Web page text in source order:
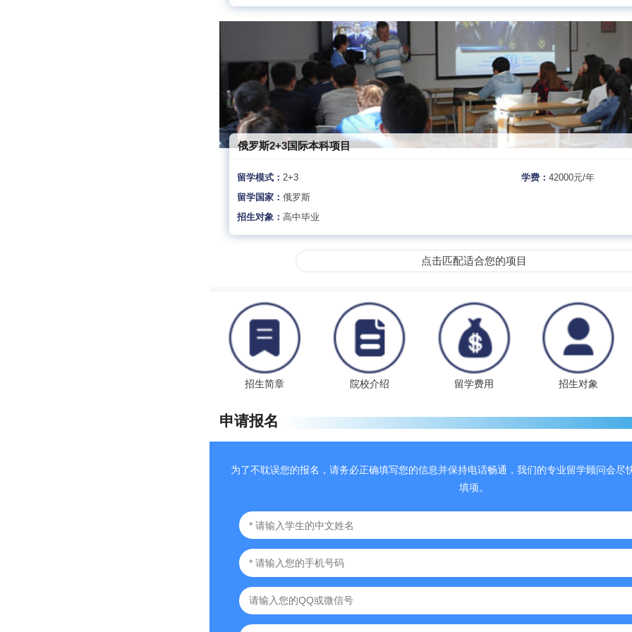
俄罗斯2+3国际本科项目
留学模式： 2+3 学费：42000元/年
留学国家：俄罗斯
招生对象：高中毕业
点击匹配适合您的项目
招生简章 院校介绍 留学费用 招生对象
申请报名
为了不耽误您的报名，请务必正确填写您的信息并保持电话畅通，我们的专业留学顾问会尽
填项。